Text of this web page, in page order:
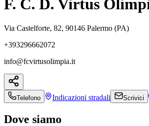
F. C. D. Virtus
Via Castelforte, 82, 90146 Palermo (PA)
+393296662072
info@fcvirtusolimpia.it
Telefono Indicazioni stradali Scrivici
Dove siamo